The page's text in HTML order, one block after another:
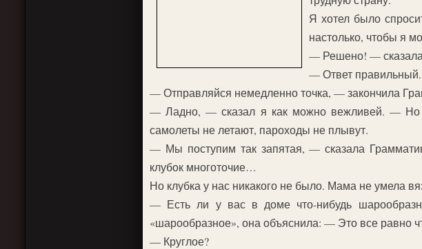
Я хотел было
настолько, чтобы я
— Решено! —
— Ответ
— Отправляйся немедленно точка, — закончила
— Ладно, — сказал я как можно вежливей. — Но
самолеты не летают, пароходы не плывут.
— Мы поступим так запятая, — сказала
клубок многоточие…
Но клубка у нас никакого не было. Мама не умела
— Есть ли у вас в доме что-нибудь
«шарообразное», она объяснила: — Это все равно
— Круглое?